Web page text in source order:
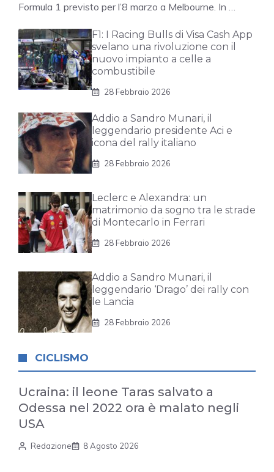
Formula 1 previsto per l’8 marzo a Melbourne. In …
F1: I Racing Bulls di Visa Cash App
svelano una rivoluzione con il
nuovo impianto a celle a
combustibile
28 Febbraio 2026
Addio a Sandro Munari, il
leggendario presidente Aci e
icona del rally italiano
28 Febbraio 2026
Leclerc e Alexandra: un
matrimonio da sogno tra le strade
di Montecarlo in Ferrari
28 Febbraio 2026
Addio a Sandro Munari, il
leggendario ‘Drago’ dei rally con
le Lancia
28 Febbraio 2026
CICLISMO
Ucraina: il leone Taras salvato a
Odessa nel 2022 ora è malato negli
USA
Redazione 8 Agosto 2026